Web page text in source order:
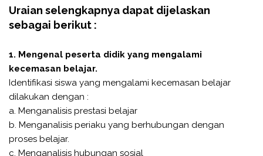
Uraian selengkapnya dapat dijelaskan
sebagai berikut :
1. Mengenal peserta didik yang mengalami
kecemasan belajar.
Identifikasi siswa yang mengalami kecemasan belajar
dilakukan dengan :
a. Menganalisis prestasi belajar
b. Menganalisis periaku yang berhubungan dengan
proses belajar.
c. Menganalisis hubungan sosial